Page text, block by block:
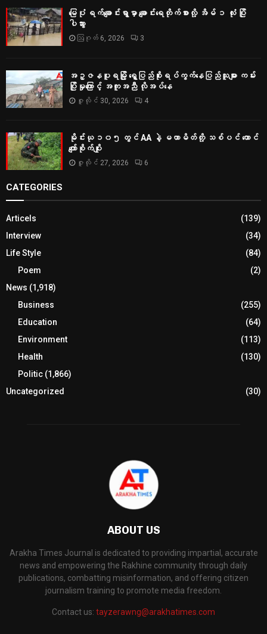
မြေပုံ ရက်ချောင်းရွာမှာ ချောင်းရေတိုက်စားလို့ အိမ် ၁ လုံး ပြို
ပါသွား
ဩဂုတ် 6, 2026 3
အဥ္ဇနပူရမြို့ ရွှေပြည်စိုးရပ်ကွက်နေပြည်သူများ ကမ်း
ပြိုမှုကြောင့် အကူအညီ လိုအပ်နေ
ဇူလိုင် 30, 2026 4
မိုင်းယု ၁၀၅ တွင် AA နဲ့ မဟာမိတ်တို့ သစ်ပင် ထောင်
ကျော်စိုက်ပျိုး
ဇူလိုင် 27, 2026 6
CATEGORIES
Articels
(139)
Interview
(34)
Life Style
(84)
Poem
(2)
News (1,918)
Business
(255)
Education
(64)
Environment
(113)
Health
(130)
Politic (1,866)
Uncategorized
(30)
ABOUT US
Arakha Times Journal is dedicated to providing impartial, accurate
news and empowering the Rakhine community through daily
publications, combatting misinformation, and offering citizen
journalism training to promote media freedom.
Contact us: tayzerawng@arakhatimes.com